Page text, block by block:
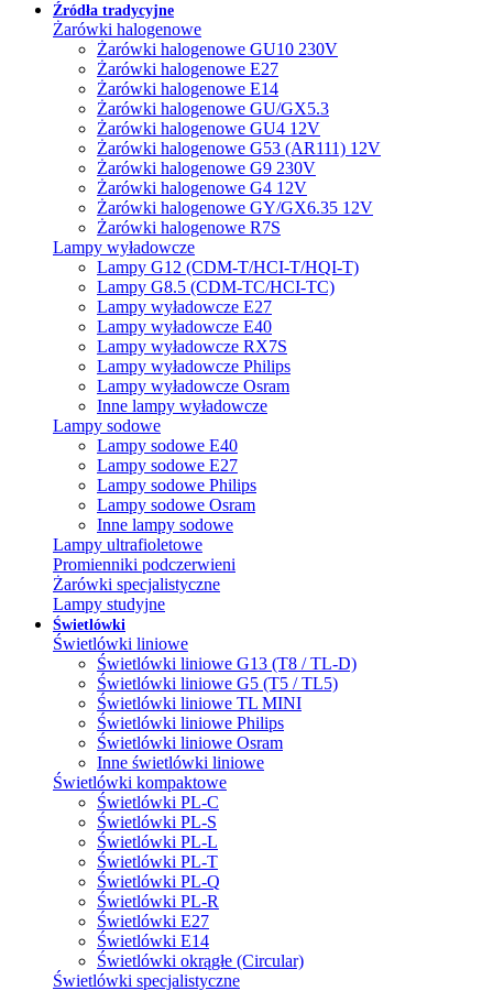
Źródła tradycyjne
Żarówki halogenowe
Żarówki halogenowe GU10 230V
Żarówki halogenowe E27
Żarówki halogenowe E14
Żarówki halogenowe GU/GX5.3
Żarówki halogenowe GU4 12V
Żarówki halogenowe G53 (AR111) 12V
Żarówki halogenowe G9 230V
Żarówki halogenowe G4 12V
Żarówki halogenowe GY/GX6.35 12V
Żarówki halogenowe R7S
Lampy wyładowcze
Lampy G12 (CDM-T/HCI-T/HQI-T)
Lampy G8.5 (CDM-TC/HCI-TC)
Lampy wyładowcze E27
Lampy wyładowcze E40
Lampy wyładowcze RX7S
Lampy wyładowcze Philips
Lampy wyładowcze Osram
Inne lampy wyładowcze
Lampy sodowe
Lampy sodowe E40
Lampy sodowe E27
Lampy sodowe Philips
Lampy sodowe Osram
Inne lampy sodowe
Lampy ultrafioletowe
Promienniki podczerwieni
Żarówki specjalistyczne
Lampy studyjne
Świetlówki
Świetlówki liniowe
Świetlówki liniowe G13 (T8 / TL-D)
Świetlówki liniowe G5 (T5 / TL5)
Świetlówki liniowe TL MINI
Świetlówki liniowe Philips
Świetlówki liniowe Osram
Inne świetlówki liniowe
Świetlówki kompaktowe
Świetlówki PL-C
Świetlówki PL-S
Świetlówki PL-L
Świetlówki PL-T
Świetlówki PL-Q
Świetlówki PL-R
Świetlówki E27
Świetlówki E14
Świetlówki okrągłe (Circular)
Świetlówki specjalistyczne